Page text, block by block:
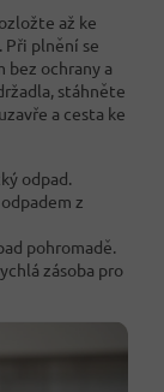
až ke
Při plnění se
ochrany a
stáhněte
a cesta ke
odpad.
z
pohromadě.
zásoba pro